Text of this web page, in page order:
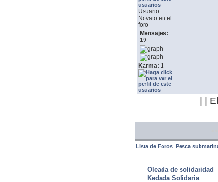
Usuario
Novato en el
foro
Mensajes:
19
Karma: 1
| |
Lista de Foros Pesca
Oleada de solidaridad
Kedada Solidaria